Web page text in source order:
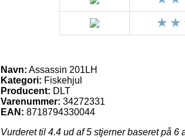
Navn: Assassin 201LH
Kategori: Fiskehjul
Producent: DLT
Varenummer: 34272331
EAN: 8718794330044
Vurderet til 4.4 ud af 5 stjerner baseret på 6